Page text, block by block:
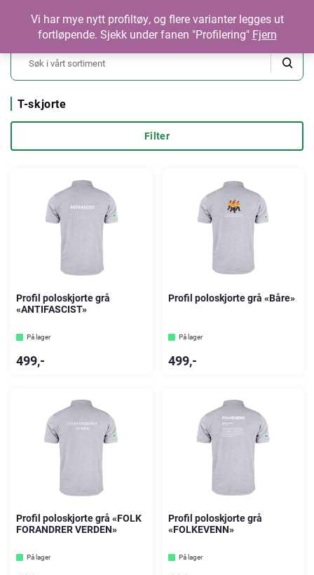
Logg inn Søk om tilgang
T-skjorte
Filter
Profil poloskjorte grå
«ANTIFASCIST»
På lager
499,-
Profil poloskjorte grå «Båre»
På lager
499,-
Profil poloskjorte grå «FOLK
FORANDRER VERDEN»
På lager
Profil poloskjorte grå
«FOLKEVENN»
På lager
Vi har mye nytt profiltøy, og flere varianter legges ut
fortløpende. Sjekk under fanen "Profilering" Fjern